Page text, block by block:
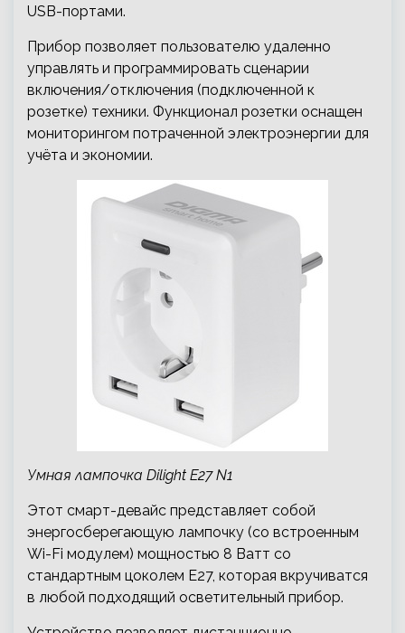
USB-портами.
Прибор позволяет пользователю удаленно
управлять и программировать сценарии
включения/отключения (подключенной к
розетке) техники. Функционал розетки оснащен
мониторингом потраченной электроэнергии для
учёта и экономии.
Умная лампочка Dilight E27 N1
Этот смарт-девайс представляет собой
энергосберегающую лампочку (со встроенным
Wi-Fi модулем) мощностью 8 Ватт со
стандартным цоколем Е27, которая вкручиватся
в любой подходящий осветительный прибор.